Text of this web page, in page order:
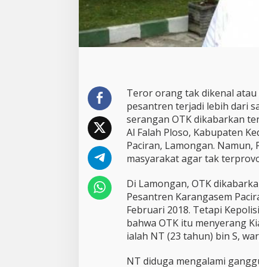
s
i
e
r
a
n
g
G
i
l
Teror orang tak dikenal
pesantren terjadi lebih dari
serangan OTK dikabarkan
Al Falah Ploso, Kabupaten
Paciran, Lamongan.
masyarakat agar tak
Di Lamongan, OTK
Pesantren Karangasem
Februari 2018. Tetapi
bahwa OTK itu menyerang
ialah NT (23 tahun) bin S,
NT diduga mengalami